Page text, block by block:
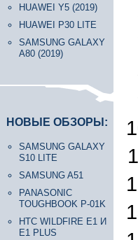
HUAWEI Y5 (2019)
HUAWEI P30 LITE
SAMSUNG GALAXY
A80 (2019)
НОВЫЕ ОБЗОРЫ:
SAMSUNG GALAXY
S10 LITE
SAMSUNG A51
PANASONIC
TOUGHBOOK P-01K
HTC WILDFIRE E1 И
E1 PLUS